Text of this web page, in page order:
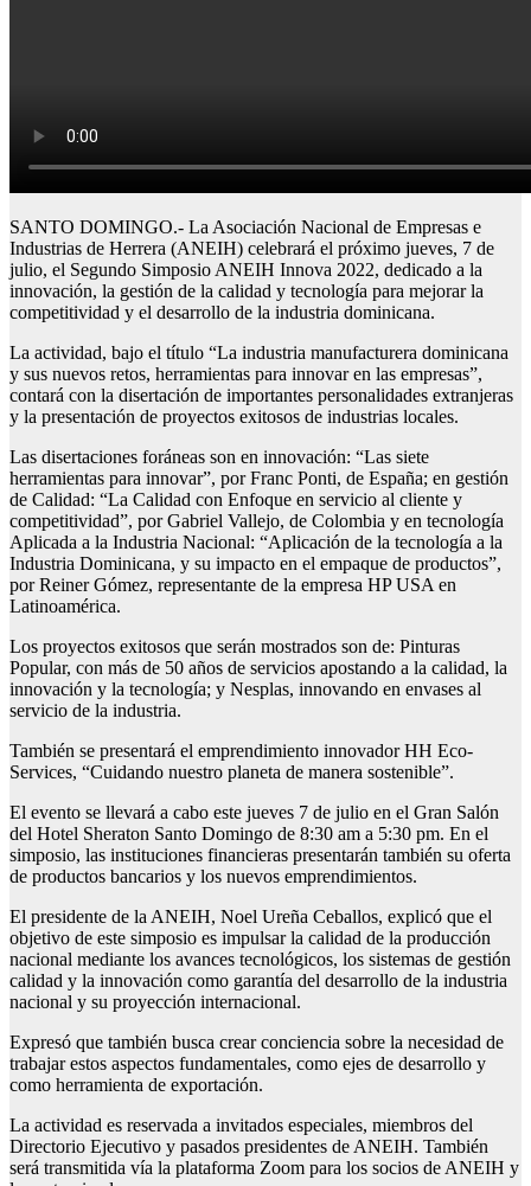
SANTO DOMINGO.- La Asociación Nacional de Empresas e
Industrias de Herrera (ANEIH) celebrará el próximo jueves, 7 de
julio, el Segundo Simposio ANEIH Innova 2022, dedicado a la
innovación, la gestión de la calidad y tecnología para mejorar la
competitividad y el desarrollo de la industria dominicana.
La actividad, bajo el título “La industria manufacturera dominicana
y sus nuevos retos, herramientas para innovar en las empresas”,
contará con la disertación de importantes personalidades extranjeras
y la presentación de proyectos exitosos de industrias locales.
Las disertaciones foráneas son en innovación: “Las siete
herramientas para innovar”, por Franc Ponti, de España; en gestión
de Calidad: “La Calidad con Enfoque en servicio al cliente y
competitividad”, por Gabriel Vallejo, de Colombia y en tecnología
Aplicada a la Industria Nacional: “Aplicación de la tecnología a la
Industria Dominicana, y su impacto en el empaque de productos”,
por Reiner Gómez, representante de la empresa HP USA en
Latinoamérica.
Los proyectos exitosos que serán mostrados son de: Pinturas
Popular, con más de 50 años de servicios apostando a la calidad, la
innovación y la tecnología; y Nesplas, innovando en envases al
servicio de la industria.
También se presentará el emprendimiento innovador HH Eco-
Services, “Cuidando nuestro planeta de manera sostenible”.
El evento se llevará a cabo este jueves 7 de julio en el Gran Salón
del Hotel Sheraton Santo Domingo de 8:30 am a 5:30 pm. En el
simposio, las instituciones financieras presentarán también su oferta
de productos bancarios y los nuevos emprendimientos.
El presidente de la ANEIH, Noel Ureña Ceballos, explicó que el
objetivo de este simposio es impulsar la calidad de la producción
nacional mediante los avances tecnológicos, los sistemas de gestión
calidad y la innovación como garantía del desarrollo de la industria
nacional y su proyección internacional.
Expresó que también busca crear conciencia sobre la necesidad de
trabajar estos aspectos fundamentales, como ejes de desarrollo y
como herramienta de exportación.
La actividad es reservada a invitados especiales, miembros del
Directorio Ejecutivo y pasados presidentes de ANEIH. También
será transmitida vía la plataforma Zoom para los socios de ANEIH y